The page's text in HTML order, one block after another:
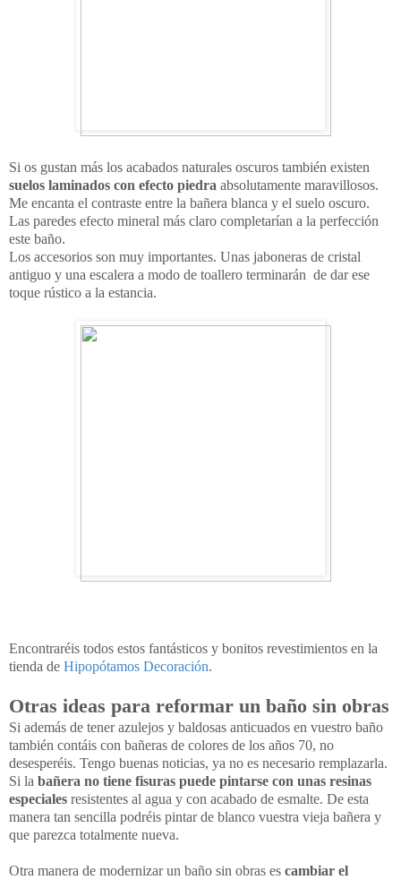
Si os gustan más los acabados naturales oscuros también existen
suelos laminados con efecto piedra absolutamente maravillosos.
Me encanta el contraste entre la bañera blanca y el suelo oscuro.
Las paredes efecto mineral más claro completarían a la perfección
este baño.
Los accesorios son muy importantes. Unas jaboneras de cristal
antiguo y una escalera a modo de toallero terminarán de dar ese
toque rústico a la estancia.
Encontraréis todos estos fantásticos y bonitos revestimientos en la
tienda de Hipopótamos Decoración.
Otras ideas para reformar un baño sin obras
Si además de tener azulejos y baldosas anticuados en vuestro baño
también contáis con bañeras de colores de los años 70, no
desesperéis. Tengo buenas noticias, ya no es necesario remplazarla.
Si la bañera no tiene fisuras puede pintarse con unas resinas
especiales resistentes al agua y con acabado de esmalte. De esta
manera tan sencilla podréis pintar de blanco vuestra vieja bañera y
que parezca totalmente nueva.
Otra manera de modernizar un baño sin obras es cambiar el